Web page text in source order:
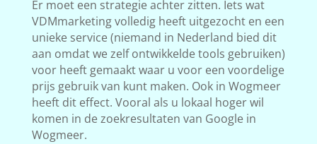
Er moet een strategie achter zitten. Iets wat
VDMmarketing volledig heeft uitgezocht en een
unieke service (niemand in Nederland bied dit
aan omdat we zelf ontwikkelde tools gebruiken)
voor heeft gemaakt waar u voor een voordelige
prijs gebruik van kunt maken. Ook in Wogmeer
heeft dit effect. Vooral als u lokaal hoger wil
komen in de zoekresultaten van Google in
Wogmeer.